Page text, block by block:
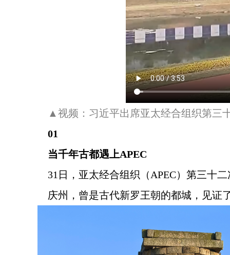
▲视频：习近平出席亚太经合组织第三
01
当千年古都遇上APEC
31日，亚太经合组织（APEC）第三十
庆州，曾是古代新罗王朝的都城，见证